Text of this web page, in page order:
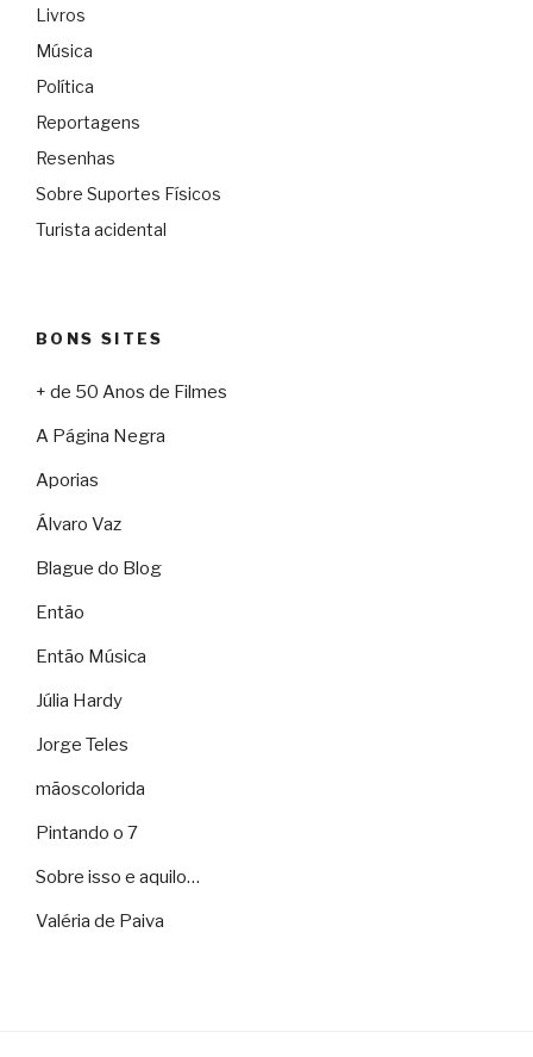
Livros
Música
Política
Reportagens
Resenhas
Sobre Suportes Físicos
Turista acidental
BONS SITES
+ de 50 Anos de Filmes
A Página Negra
Aporias
Álvaro Vaz
Blague do Blog
Então
Então Música
Júlia Hardy
Jorge Teles
mãoscolorida
Pintando o 7
Sobre isso e aquilo…
Valéria de Paiva